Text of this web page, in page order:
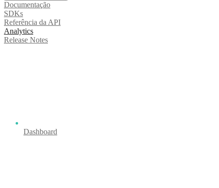
Documentação
SDKs
Referência da API
Analytics
Release Notes
Dashboard